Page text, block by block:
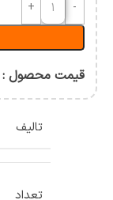
قیمت محصول :
تالیف
تعداد